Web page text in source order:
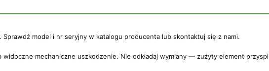
model i nr seryjny w katalogu producenta lub skontaktuj się z nami.
widoczne mechaniczne uszkodzenie. Nie odkładaj wymiany — zużyty element